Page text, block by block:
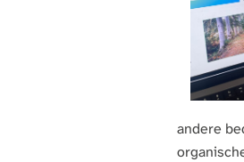
andere